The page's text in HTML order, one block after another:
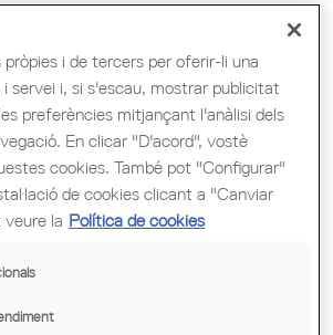
i de tercers per oferir-li una
servei i, si s'escau, mostrar publicitat
preferències mitjançant l'anàlisi dels
En clicar "D'acord", vostè
cookies. També pot "Configurar"
de cookies clicant a "Canviar
la Política de cookies